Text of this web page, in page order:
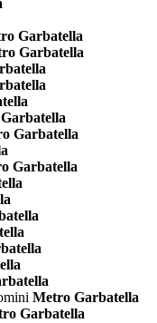
Garbatella
Garbatella
Garbatella
Garbatella
Metro Garbatella
Garbatella